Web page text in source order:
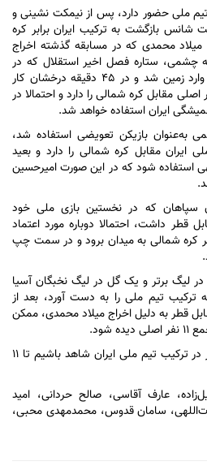
تیم ملی حضور دارد، پس از نیمکت نشینی و
بازگشت به ترکیب ایران برابر کره
محمدی که در مسابقه گذشته اخراج
چشمی، ستاره فصل اخیر استقلال که در
دیدار با قطر از ابتدای نیمه دوم وارد زمین شد و در ۴۵ دقیقه درخشان کار
شانس رسیدن به جمع ۱۱ نفر اصلی مقابل کره شمالی را دارد و احتمالا در
بازیکن تعویضی استفاده شد،
ایران مقابل کره شمالی را دارد و بعید
استفاده شود که در این صورت امیرحسین
سپاهان که در نخستین بازی ملی خود
قطر داشت، احتمالا دوباره مورد اعتماد
کره شمالی به میدان برود و در سمت چپ
نیز که پس از ۱۲ گل در لیگ برتر و یک گل در لیگ نخبگان آسیا
تیم ملی را به دست آورد، بعد از
قطر به دلیل اخراج میلاد محمدی، ممکن
شود.
با این شرایط، احتمالا چهار تغییر در ترکیب تیم ملی ایران شاهد باشیم تا ۱۱
عارف آقاسی، صالح حردانی، امید
سامان قدوس، محمدمهدی محبی،